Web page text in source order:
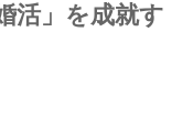
活」を成就す